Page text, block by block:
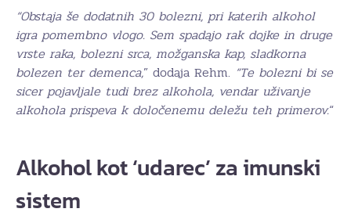
“Obstaja še dodatnih 30 bolezni, pri katerih alkohol
igra pomembno vlogo. Sem spadajo rak dojke in druge
vrste raka, bolezni srca, možganska kap, sladkorna
bolezen ter demenca,” dodaja Rehm. “Te bolezni bi se
sicer pojavljale tudi brez alkohola, vendar uživanje
alkohola prispeva k določenemu deležu teh primerov.“
Alkohol kot ‘udarec’ za imunski
sistem